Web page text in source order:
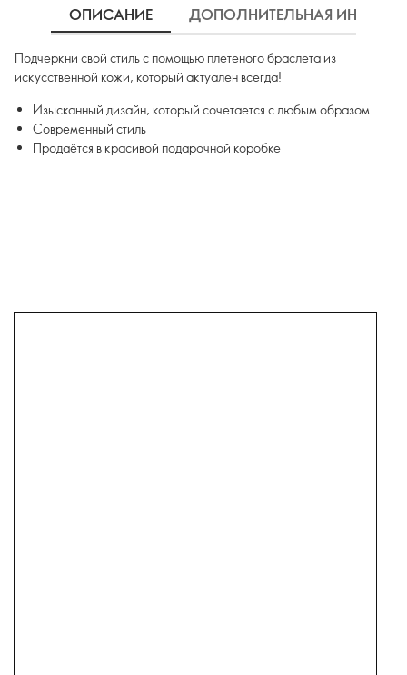
ОПИСАНИЕ ДОПОЛНИТЕЛЬНАЯ
Подчеркни свой стиль с помощью плетёного браслета из
искусственной кожи, который актуален всегда!
Изысканный дизайн, который сочетается с любым образом
Современный стиль
Продаётся в красивой подарочной коробке